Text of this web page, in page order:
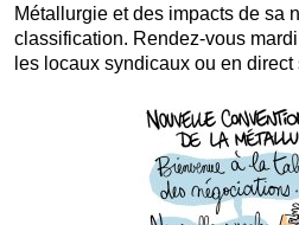
Métallurgie et des impacts de sa
classification. Rendez-vous
les locaux syndicaux ou en direct